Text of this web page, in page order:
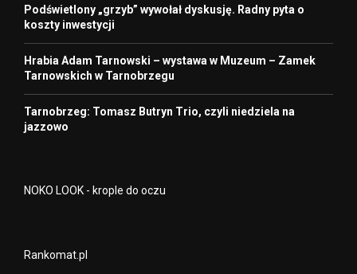
Podświetlony „grzyb” wywołał dyskusję. Radny pyta o
koszty inwestycji
Hrabia Adam Tarnowski – wystawa w Muzeum – Zamek
Tarnowskich w Tarnobrzegu
Tarnobrzeg: Tomasz Butryn Trio, czyli niedziela na
jazzowo
NOKO LOOK - krople do oczu
Rankomat.pl